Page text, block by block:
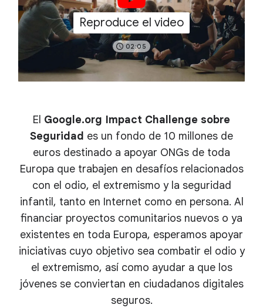
Reproduce el video
02:05
El Google.org Impact Challenge sobre
Seguridad es un fondo de 10 millones de
euros destinado a apoyar ONGs de toda
Europa que trabajen en desafíos relacionados
con el odio, el extremismo y la seguridad
infantil, tanto en Internet como en persona. Al
financiar proyectos comunitarios nuevos o ya
existentes en toda Europa, esperamos apoyar
iniciativas cuyo objetivo sea combatir el odio y
el extremismo, así como ayudar a que los
jóvenes se conviertan en ciudadanos digitales
seguros.